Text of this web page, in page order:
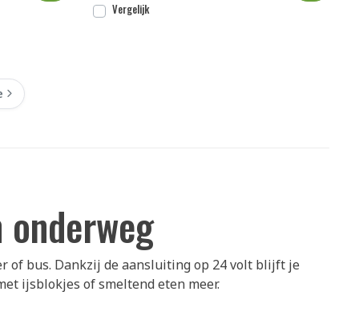
Vergelijk
of bus. Dankzij de aansluiting op 24 volt blijft je
ijsblokjes of smeltend eten meer.